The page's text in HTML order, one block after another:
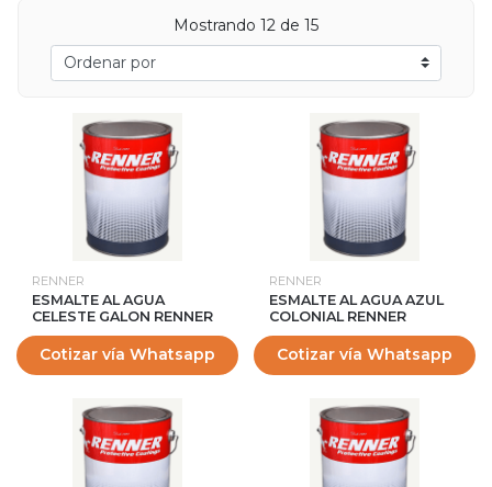
Mostrando 12 de 15
RENNER
ESMALTE AL AGUA
CELESTE GALON RENNER
Cotizar vía Whatsapp
RENNER
ESMALTE AL AGUA AZUL
COLONIAL RENNER
Cotizar vía Whatsapp